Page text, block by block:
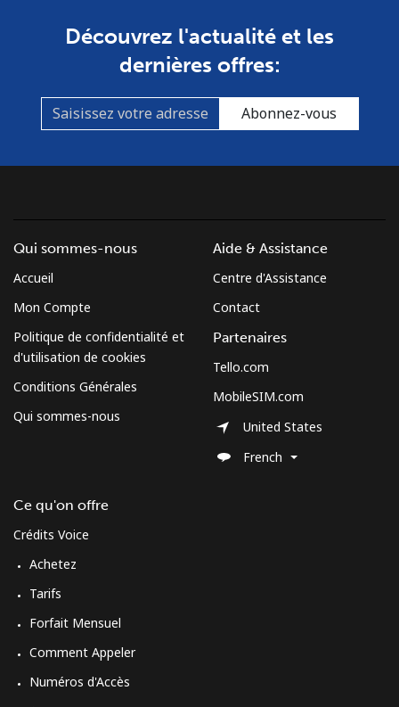
Découvrez l'actualité et les
dernières offres:
Abonnez-vous
Qui sommes-nous
Accueil
Mon Compte
Politique de confidentialité et
d'utilisation de cookies
Conditions Générales
Qui sommes-nous
Ce qu'on offre
Crédits Voice
Achetez
Tarifs
Forfait Mensuel
Comment Appeler
Numéros d'Accès
Aide & Assistance
Centre d'Assistance
Contact
Partenaires
Tello.com
MobileSIM.com
United States
French